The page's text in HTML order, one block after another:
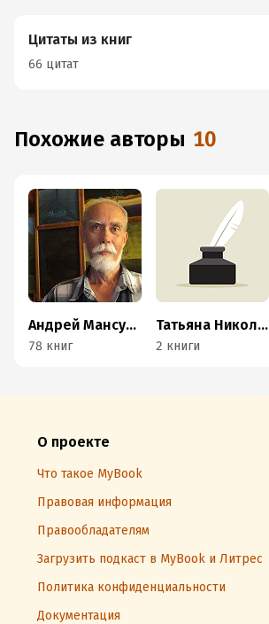
Цитаты из книг
66 цитат
Похожие авторы 10
Андрей Мансуров
78 книг
Татьяна Николаева
2 книги
О проекте
Что такое MyBook
Правовая информация
Правообладателям
Загрузить подкаст в MyBook и Литрес
Политика конфиденциальности
Документация